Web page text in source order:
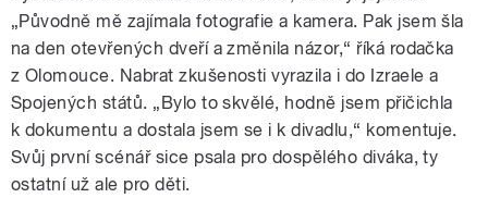
„Původně mě zajímala fotografie a kamera. Pak jsem šla
na den otevřených dveří a změnila názor,“ říká rodačka
z Olomouce. Nabrat zkušenosti vyrazila i do Izraele a
Spojených států. „Bylo to skvělé, hodně jsem přičichla
k dokumentu a dostala jsem se i k divadlu,“ komentuje.
Svůj první scénář sice psala pro dospělého diváka, ty
ostatní už ale pro děti.